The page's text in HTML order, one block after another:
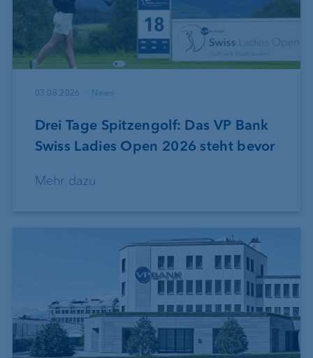
03.08.2026 News
Drei Tage Spitzengolf: Das VP Bank
Swiss Ladies Open 2026 steht bevor
Mehr dazu